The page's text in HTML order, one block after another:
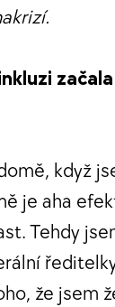
když
je aha
Tehdy
že jsem